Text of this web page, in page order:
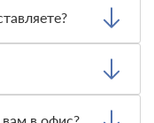
этом, если
качества, то
товарно-
деталей заказа.
в офис?